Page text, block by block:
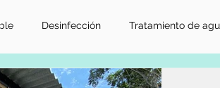
Desinfección Tratamiento de
somos? Laguna oxidación